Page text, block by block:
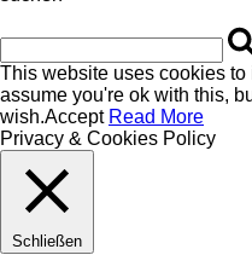
This website uses cookies to
assume you're ok with this,
wish.Accept Read More
Privacy & Cookies Policy
Schließen